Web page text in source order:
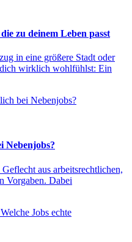
zu deinem Leben passt
in eine größere Stadt oder
wirklich wohlfühlst: Ein
Nebenjobs?
aus arbeitsrechtlichen,
Vorgaben. Dabei